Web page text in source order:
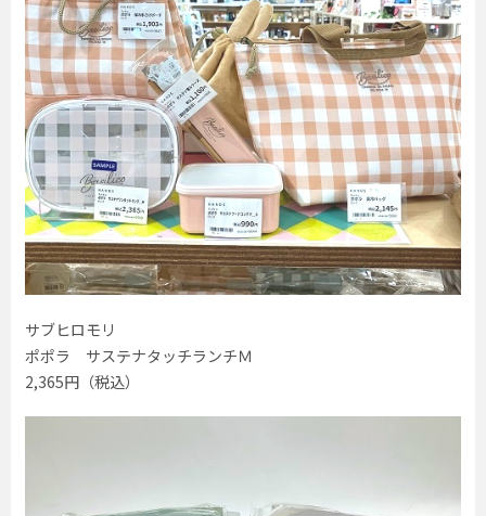
サブヒロモリ
ポポラ サステナタッチランチＭ
2,365円（税込）